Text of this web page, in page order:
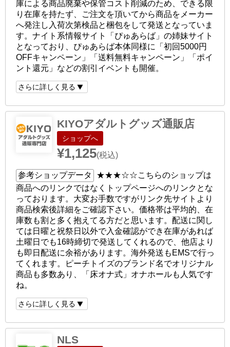
庫による商品廃棄や保管コスト削減のため、できる限
り在庫を持たず、ご注文を頂いてから商品をメーカー
へ発注し入荷次第検品と梱包をして発送となっていま
す。ナイト系情報サイト「ぴゅあらば」の姉妹サイト
となっており、ぴゅあらば本体同様に「初回5000円
OFFキャンペーン」「送料無料キャンペーン」「ポイ
ント還元」などの割引イベントも開催。
さらに詳しく見る
KIYOアダルトグッズ通販店
ショップへ
¥1,125(税込)
参考ショップデータ ★★★☆☆こちらのショップは
商品へのリンクではなくトップページへのリンクとな
っております。大変お手数ですがリンク先サイトより
商品検索後詳細をご確認下さい。価格帯は平均的、在
庫数も割と多く抱えてる方だと思います。配送に関し
ては日曜と祝祭日以外で入金確認ができ在庫があれば
土曜日でも16時締切で発送してくれるので、他店より
も即日配送に余裕があります。海外発送もEMSで行っ
てくれます。ピーチトイズのブランド名でオリジナル
商品も多数あり、「床オナ式」オナホールも人気です
ね。
さらに詳しく見る
NLS